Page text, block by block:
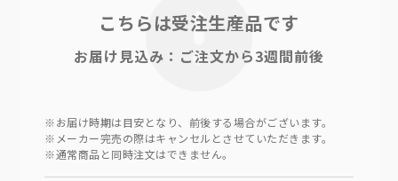
こちらは受注生産品です
お届け見込み：ご注文から3週間前後
※お届け時期は目安となり、前後する場合がございます。
※メーカー完売の際はキャンセルとさせていただきます。
※通常商品と同時注文はできません。